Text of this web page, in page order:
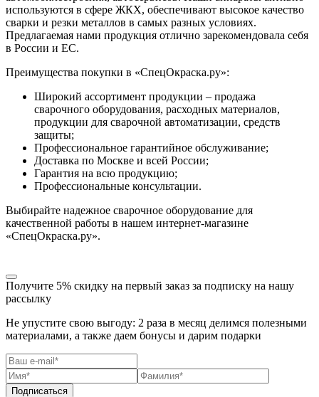
используются в сфере ЖКХ, обеспечивают высокое качество
сварки и резки металлов в самых разных условиях.
Предлагаемая нами продукция отлично зарекомендовала себя
в России и ЕС.
Преимущества покупки в «СпецОкраска.ру»:
Широкий ассортимент продукции – продажа
сварочного оборудования, расходных материалов,
продукции для сварочной автоматизации, средств
защиты;
Профессиональное гарантийное обслуживание;
Доставка по Москве и всей России;
Гарантия на всю продукцию;
Профессиональные консультации.
Выбирайте надежное сварочное оборудование для
качественной работы в нашем интернет-магазине
«СпецОкраска.ру».
Получите 5% скидку на первый заказ за подписку на нашу
рассылку
Не упустите свою выгоду: 2 раза в месяц делимся полезными
материалами, а также даем бонусы и дарим подарки
Подписаться